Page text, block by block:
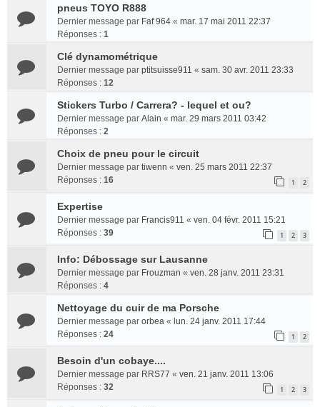
pneus TOYO R888
Dernier message par Faf 964 « mar. 17 mai 2011 22:37
Réponses : 1
Clé dynamométrique
Dernier message par ptitsuisse911 « sam. 30 avr. 2011 23:33
Réponses : 12
Stickers Turbo / Carrera? - lequel et ou?
Dernier message par Alain « mar. 29 mars 2011 03:42
Réponses : 2
Choix de pneu pour le circuit
Dernier message par tiwenn « ven. 25 mars 2011 22:37
Réponses : 16 1 2
Expertise
Dernier message par Francis911 « ven. 04 févr. 2011 15:21
Réponses : 39 1 2 3
Info: Débossage sur Lausanne
Dernier message par Frouzman « ven. 28 janv. 2011 23:31
Réponses : 4
Nettoyage du cuir de ma Porsche
Dernier message par orbea « lun. 24 janv. 2011 17:44
Réponses : 24 1 2
Besoin d'un cobaye....
Dernier message par RRS77 « ven. 21 janv. 2011 13:06
Réponses : 32 1 2 3